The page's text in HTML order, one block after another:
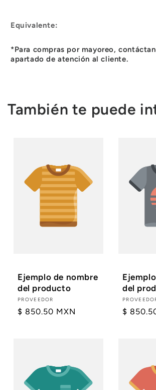
Equivalente:
*Para compras por mayoreo,
apartado de atención al cliente.
También te puede
Ejemplo de nombre
del producto
Proveedor:
PROVEEDOR
Precio
$ 850.50 MXN
del
Precio
$